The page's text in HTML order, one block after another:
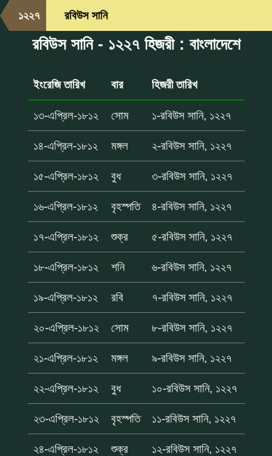
১২২৭ রবিউস সানি
রবিউস সানি - ১২২৭ হিজরী : বাংলাদেশে
ইংরেজি তারিখ বার হিজরী তারিখ
১৩-এপ্রিল-১৮১২ সোম ১-রবিউস সানি, ১২২৭
১৪-এপ্রিল-১৮১২ মঙ্গল ২-রবিউস সানি, ১২২৭
১৫-এপ্রিল-১৮১২ বুধ ৩-রবিউস সানি, ১২২৭
১৬-এপ্রিল-১৮১২ বৃহস্পতি ৪-রবিউস সানি, ১২২৭
১৭-এপ্রিল-১৮১২ শুক্র ৫-রবিউস সানি, ১২২৭
১৮-এপ্রিল-১৮১২ শনি ৬-রবিউস সানি, ১২২৭
১৯-এপ্রিল-১৮১২ রবি ৭-রবিউস সানি, ১২২৭
২০-এপ্রিল-১৮১২ সোম ৮-রবিউস সানি, ১২২৭
২১-এপ্রিল-১৮১২ মঙ্গল ৯-রবিউস সানি, ১২২৭
২২-এপ্রিল-১৮১২ বুধ ১০-রবিউস সানি, ১২২৭
২৩-এপ্রিল-১৮১২ বৃহস্পতি ১১-রবিউস সানি, ১২২৭
২৪-এপ্রিল-১৮১২ শুক্র ১২-রবিউস সানি, ১২২৭